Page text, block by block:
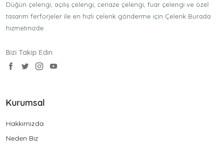
Düğün çelengi, açılış çelengi, cenaze çelengi, fuar çelengi ve özel
tasarım ferforjeler ile en hızlı çelenk gönderme için Çelenk Burada
hizmetinizde.
Bizi Takip Edin
Kurumsal
Hakkımızda
Neden Biz